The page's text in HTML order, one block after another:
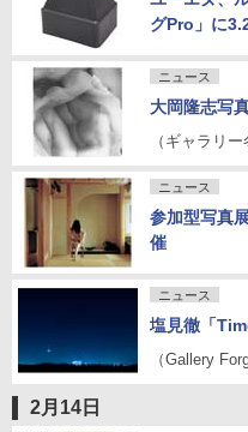
グPro」に
ニュース
大岡隆志写
（ギャラリー
ニュース
参加型写真
催
ニュース
塩見徹「
（Gallery
2月14日